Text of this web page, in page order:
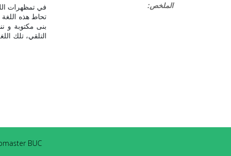
:الملخص
في تمظهرات
تحاط هذه اللغة
بنى مكتوبة و
التلقي، تلك
BUC